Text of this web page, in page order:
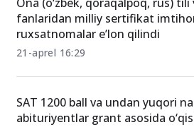
fanlaridan milliy sertifikat
ruxsatnomalar e’lon qilindi
21-aprel 16:29
SAT 1200 ball va undan yuqori
abituriyentlar grant asosida